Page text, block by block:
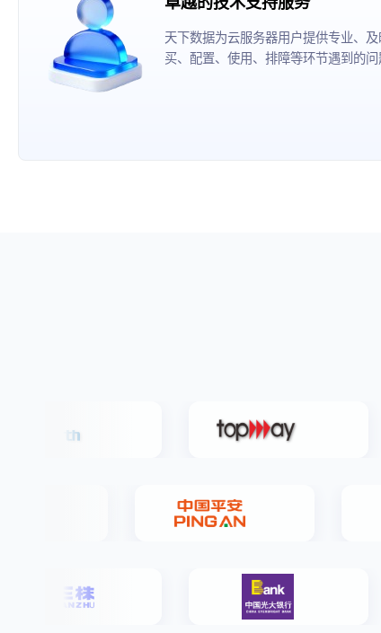
天下数据为云服务器用户提供专业、
买、配置、使用、排障等环节遇到的问